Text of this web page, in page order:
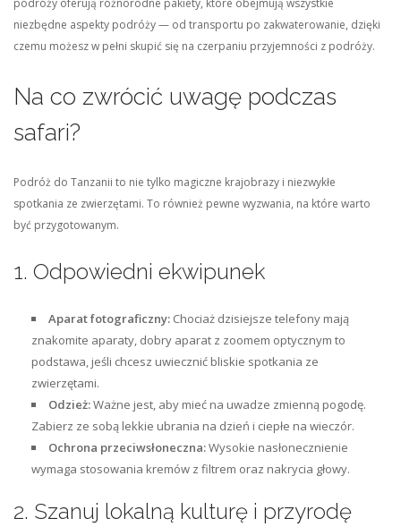
podróży oferują różnorodne pakiety, które obejmują wszystkie
niezbędne aspekty podróży — od transportu po zakwaterowanie, dzięki
czemu możesz w pełni skupić się na czerpaniu przyjemności z podróży.
Na co zwrócić uwagę podczas
safari?
Podróż do Tanzanii to nie tylko magiczne krajobrazy i niezwykłe
spotkania ze zwierzętami. To również pewne wyzwania, na które warto
być przygotowanym.
1. Odpowiedni ekwipunek
Aparat fotograficzny: Chociaż dzisiejsze telefony mają
znakomite aparaty, dobry aparat z zoomem optycznym to
podstawa, jeśli chcesz uwiecznić bliskie spotkania ze
zwierzętami.
Odzież:Ważne jest, aby mieć na uwadze zmienną pogodę.
Zabierz ze sobą lekkie ubrania na dzień i ciepłe na wieczór.
Ochrona przeciwsłoneczna:Wysokie nasłonecznienie
wymaga stosowania kremów z filtrem oraz nakrycia głowy.
2. Szanuj lokalną kulturę i przyrodę